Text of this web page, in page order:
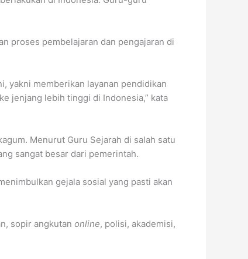
proses pembelajaran dan pengajaran di
yakni memberikan layanan pendidikan
jenjang lebih tinggi di Indonesia,” kata
Menurut Guru Sejarah di salah satu
sangat besar dari pemerintah.
gejala sosial yang pasti akan
sopir angkutan online, polisi, akademisi,